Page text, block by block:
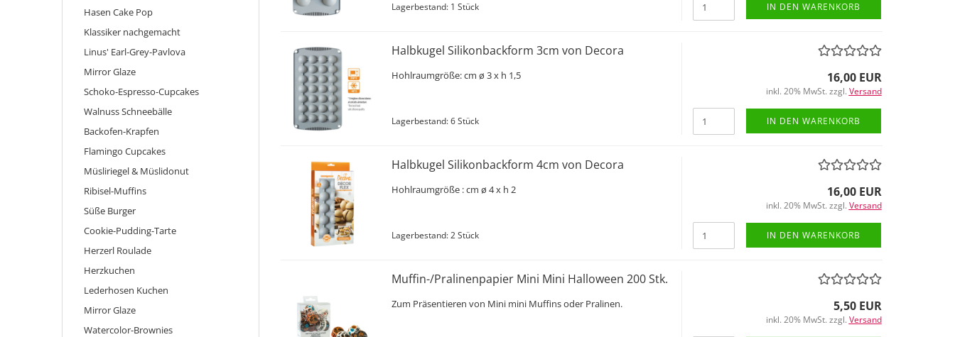
Lagerbestand: 1 Stück IN DEN WARENKORB
Halbkugel Silikonbackform 3cm von Decora
Hohlraumgröße: cm ø 3 x h 1,5
Lagerbestand: 6 Stück
16,00 EUR
inkl. 20% MwSt. zzgl. Versand
IN DEN WARENKORB
Halbkugel Silikonbackform 4cm von Decora
Hohlraumgröße: cm ø 4 x h 2
Lagerbestand: 2 Stück
16,00 EUR
inkl. 20% MwSt. zzgl. Versand
IN DEN WARENKORB
Muffin-/Pralinenpapier Mini Mini Halloween 200 Stk.
Zum Präsentieren von Mini mini Muffins oder Pralinen. 5,50 EUR
inkl. 20% MwSt. zzgl. Versand
Hasen Cake Pop
Klassiker nachgemacht
Linus' Earl-Grey-Pavlova
Mirror Glaze
Schoko-Espresso-Cupcakes
Walnuss Schneebälle
Backofen-Krapfen
Flamingo Cupcakes
Müsliriegel & Müslidonut
Ribisel-Muffins
Süße Burger
Cookie-Pudding-Tarte
Herzerl Roulade
Herzkuchen
Lederhosen Kuchen
Mirror Glaze
Watercolor-Brownies